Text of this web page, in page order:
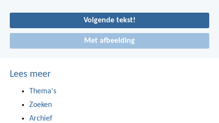
Volgende tekst!
Met afbeelding
Lees meer
Thema's
Zoeken
Archief